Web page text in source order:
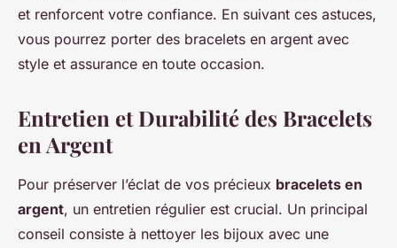
et renforcent votre confiance. En suivant ces astuces,
vous pourrez porter des bracelets en argent avec
style et assurance en toute occasion.
Entretien et Durabilité des Bracelets
en Argent
Pour préserver l’éclat de vos précieux bracelets en
argent, un entretien régulier est crucial. Un principal
conseil consiste à nettoyer les bijoux avec une